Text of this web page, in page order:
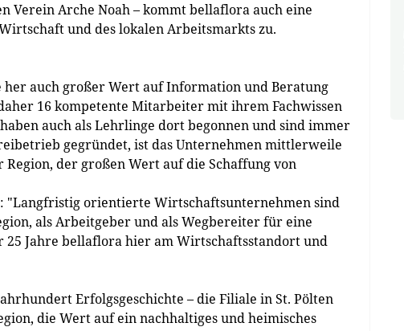
Verein Arche Noah – kommt bellaflora auch eine
und des lokalen Arbeitsmarkts zu.
auch großer Wert auf Information und Beratung
16 kompetente Mitarbeiter mit ihrem Fachwissen
auch als Lehrlinge dort begonnen und sind immer
gegründet, ist das Unternehmen mittlerweile
der großen Wert auf die Schaffung von
"Langfristig orientierte Wirtschaftsunternehmen sind
als Arbeitgeber und als Wegbereiter für eine
Jahre bellaflora hier am Wirtschaftsstandort und
Erfolgsgeschichte – die Filiale in St. Pölten
die Wert auf ein nachhaltiges und heimisches